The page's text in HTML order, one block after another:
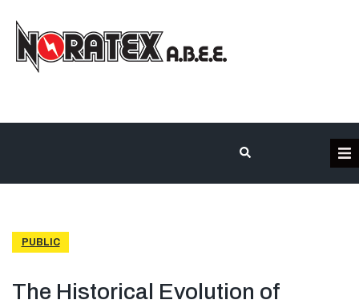
Κατηγορίες Προϊόντων
PUBLIC
The Historical Evolution of